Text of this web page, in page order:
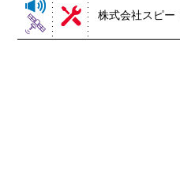
株式会社スピー